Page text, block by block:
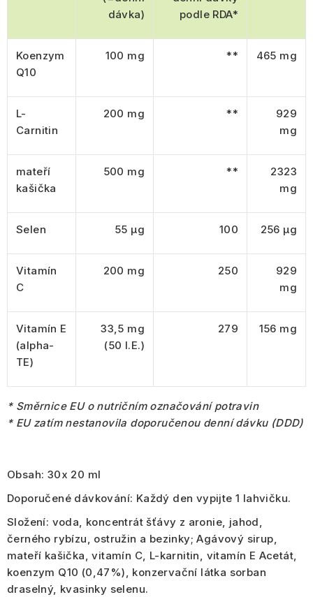
dávka)
podle RDA*
Koenzym
Q10
100 mg ** 465 mg
L-
Carnitin
200 mg **
929
mg
mateří
kašička
500 mg **
2323
mg
Selen 55 µg 100 256 µg
Vitamín
C
200 mg 250
929
mg
Vitamín E
(alpha-
TE)
33,5 mg
(50 I.E.)
279 156 mg
* Směrnice EU o nutričním označování potravin
* EU zatím nestanovila doporučenou denní dávku (DDD)
Obsah: 30x 20 ml
Doporučené dávkování: Každý den vypijte 1 lahvičku.
Složení: voda, koncentrát šťávy z aronie, jahod,
černého rybízu, ostružin a bezinky; Agávový sirup,
mateří kašička, vitamín C, L-karnitin, vitamín E Acetát,
koenzym Q10 (0,47%), konzervační látka sorban
draselný, kvasinky selenu.